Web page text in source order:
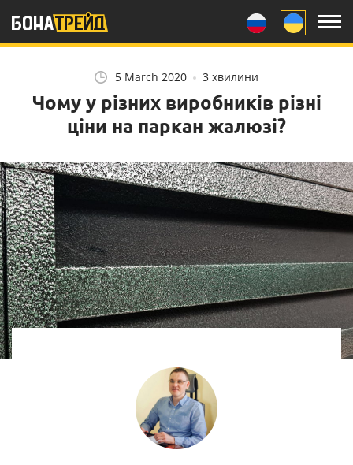
Замовнику
Колір паркану:
очікування і реальність
Монтажникам
роботах захиститися
від укусів комарів.
Поради монтажній
бригаді
Переваги відкатних
воріт
НАШ YOUTUBE
5 March 2020 3 хвилини
Чому у різних виробників різні
ціни на паркан жалюзі?